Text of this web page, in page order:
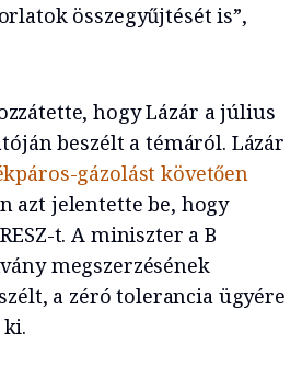
összegyűjtését is”,
hogy Lázár a július
beszélt a témáról. Lázár
gázolást követően
azt jelentette be, hogy
t. A miniszter a B
megszerzésének
a zéró tolerancia ügyére